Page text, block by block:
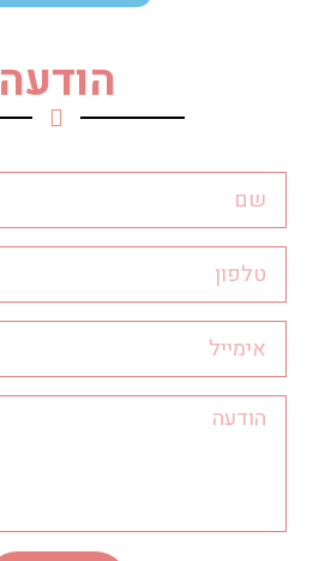
הודעה